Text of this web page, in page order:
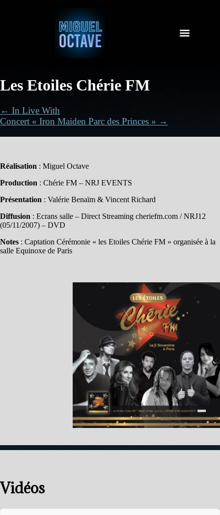
Les Etoiles Chérie FM
← In Live With
Concert « Iron Maiden Parc des Princes » →
Réalisation : Miguel Octave
Production : Chérie FM – NRJ EVENTS
Présentation : Valérie Benaïm & Vincent Richard
Diffusion : Ecrans salle – Direct Streaming cheriefm.com / NRJ12
(05/11/2007) – DVD
Notes : Captation Cérémonie « les Etoiles Chérie FM » organisée à la
salle Equinoxe de Paris
Vidéos